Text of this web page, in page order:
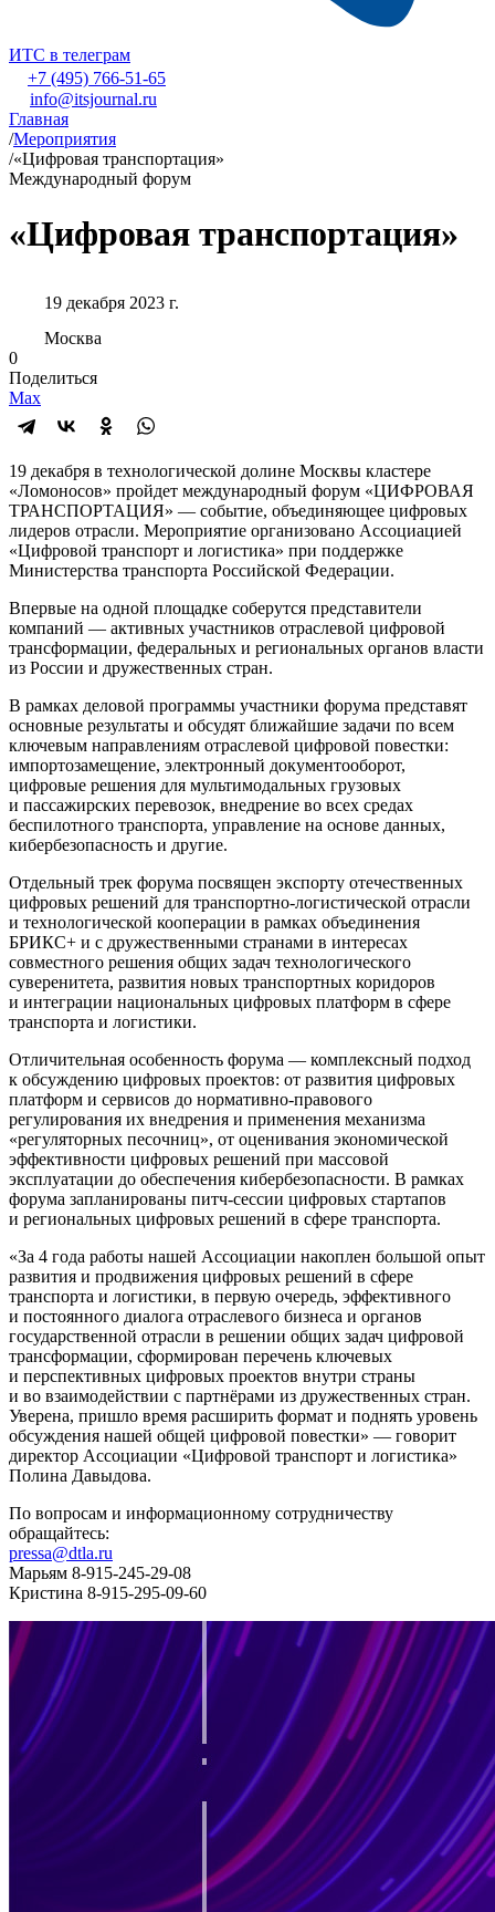
ИТС в телеграм
+7 (495) 766-51-65
info@itsjournal.ru
Главная
/Мероприятия
/«Цифровая транспортация»
Международный форум
«Цифровая транспортация»
19 декабря 2023 г.
Москва
0
Поделиться
Max
19 декабря в технологической долине Москвы кластере
«Ломоносов» пройдет международный форум «ЦИФРОВАЯ
ТРАНСПОРТАЦИЯ» — событие, объединяющее цифровых
лидеров отрасли. Мероприятие организовано Ассоциацией
«Цифровой транспорт и логистика» при поддержке
Министерства транспорта Российской Федерации.
Впервые на одной площадке соберутся представители
компаний — активных участников отраслевой цифровой
трансформации, федеральных и региональных органов власти
из России и дружественных стран.
В рамках деловой программы участники форума представят
основные результаты и обсудят ближайшие задачи по всем
ключевым направлениям отраслевой цифровой повестки:
импортозамещение, электронный документооборот,
цифровые решения для мультимодальных грузовых
и пассажирских перевозок, внедрение во всех средах
беспилотного транспорта, управление на основе данных,
кибербезопасность и другие.
Отдельный трек форума посвящен экспорту отечественных
цифровых решений для транспортно-логистической отрасли
и технологической кооперации в рамках объединения
БРИКС+ и с дружественными странами в интересах
совместного решения общих задач технологического
суверенитета, развития новых транспортных коридоров
и интеграции национальных цифровых платформ в сфере
транспорта и логистики.
Отличительная особенность форума — комплексный подход
к обсуждению цифровых проектов: от развития цифровых
платформ и сервисов до нормативно-правового
регулирования их внедрения и применения механизма
«регуляторных песочниц», от оценивания экономической
эффективности цифровых решений при массовой
эксплуатации до обеспечения кибербезопасности. В рамках
форума запланированы питч-сессии цифровых стартапов
и региональных цифровых решений в сфере транспорта.
«За 4 года работы нашей Ассоциации накоплен большой опыт
развития и продвижения цифровых решений в сфере
транспорта и логистики, в первую очередь, эффективного
и постоянного диалога отраслевого бизнеса и органов
государственной отрасли в решении общих задач цифровой
трансформации, сформирован перечень ключевых
и перспективных цифровых проектов внутри страны
и во взаимодействии с партнёрами из дружественных стран.
Уверена, пришло время расширить формат и поднять уровень
обсуждения нашей общей цифровой повестки» — говорит
директор Ассоциации «Цифровой транспорт и логистика»
Полина Давыдова.
По вопросам и информационному сотрудничеству
обращайтесь:
pressa@dtla.ru
Марьям 8-915-245-29-08
Кристина 8-915-295-09-60